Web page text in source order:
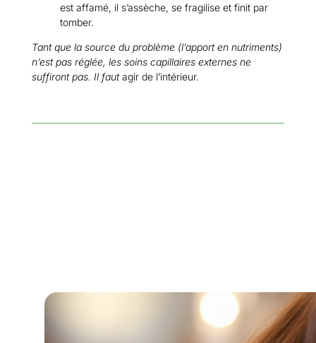
est affamé, il s’assèche, se fragilise et finit par
tomber.
Tant que la source du problème (l’apport en nutriments)
n’est pas réglée, les soins capillaires externes ne
suffiront pas. Il fautagir de l’intérieur.